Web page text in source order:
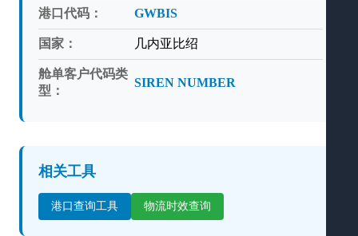
港口代码： GWBIS
国家： 几内亚比绍
舱单客户代码类
型：
SIREN NUMBER
相关工具
港口查询工具 物流时效查询